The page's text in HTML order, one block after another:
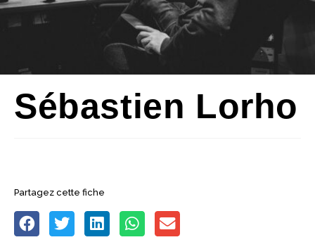
Sébastien Lorho
Partagez cette fiche